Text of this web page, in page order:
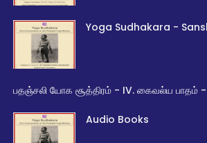
Yoga Sudhakara -
பதஞ்சலி யோக சூத்திரம் - IV. கைவல்ய பாதம் -
Audio Books